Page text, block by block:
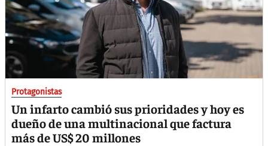
Protagonistas
Un infarto cambió sus prioridades y hoy es
dueño de una multinacional que factura
más de US$ 20 millones